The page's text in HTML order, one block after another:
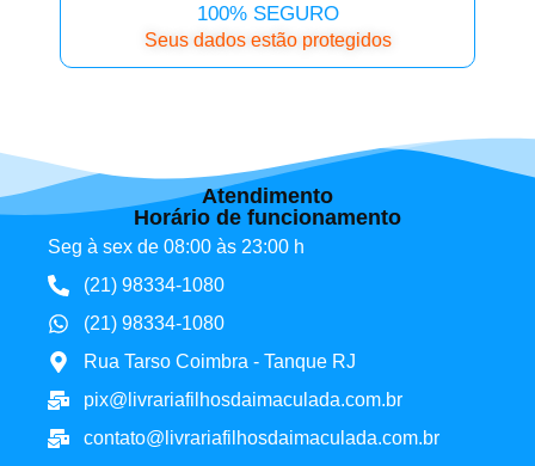
100% SEGURO
Seus dados estão protegidos
Atendimento
Horário de funcionamento
Seg à sex de 08:00 às 23:00 h
(21) 98334-1080
(21) 98334-1080
Rua Tarso Coimbra - Tanque RJ
pix@livrariafilhosdaimaculada.com.br
contato@livrariafilhosdaimaculada.com.br